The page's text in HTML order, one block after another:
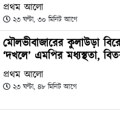
প্রথম আলো
২৩ ঘণ্টা, ৩০ মিনিট আগে
মৌলভীবাজারের কুলাউড়া
‘দখলে’ এমপির মধ্যস্থতা,
প্রথম আলো
২৩ ঘণ্টা, ৪৮ মিনিট আগে